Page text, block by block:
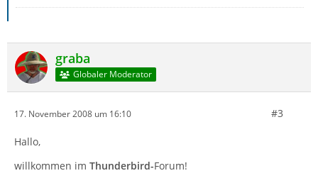
graba
Globaler Moderator
17. November 2008 um 16:10 #3
Hallo,
willkommen im Thunderbird-Forum!